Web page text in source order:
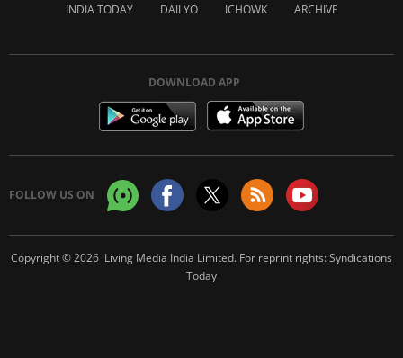
INDIA TODAY DAILYO ICHOWK ARCHIVE
DOWNLOAD APP
FOLLOW US ON
Copyright © 2026 Living Media India Limited. For reprint rights:Syndications
Today